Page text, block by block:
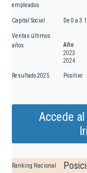
empleados
Capital Social De 0 a
Ventas últimos
años
Año
2023
2024
Resultado 2025 Positivo
Accede
Ranking Nacional